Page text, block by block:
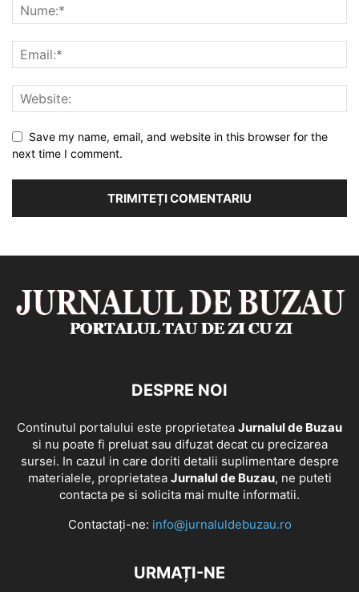
Save my name, email, and website in this browser for the
next time I comment.
DESPRE NOI
Continutul portalului este proprietatea Jurnalul de Buzau
si nu poate fi preluat sau difuzat decat cu precizarea
sursei. In cazul in care doriti detalii suplimentare despre
materialele, proprietatea Jurnalul de Buzau, ne puteti
contacta pe si solicita mai multe informatii.
Contactați-ne: info@jurnaluldebuzau.ro
URMAȚI-NE